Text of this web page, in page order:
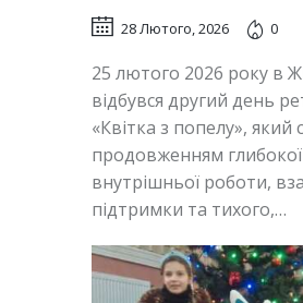
28 Лютого, 2026 0
25 лютого 2026 року в
відбувся другий день
«Квітка з попелу», який
продовженням глибокої
внутрішньої роботи,
підтримки та тихого,…